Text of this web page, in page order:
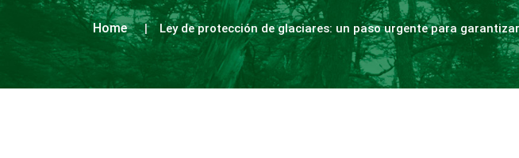
Home Ley de protección de glaciares: un paso urgente para